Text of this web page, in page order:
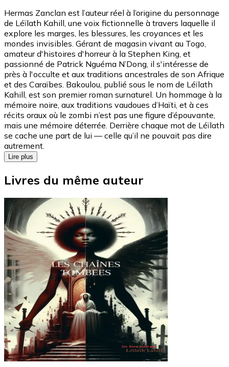
Hermas Zanclan est l’auteur réel à l’origine du personnage
de Léïlath Kahill, une voix fictionnelle à travers laquelle il
explore les marges, les blessures, les croyances et les
mondes invisibles. Gérant de magasin vivant au Togo,
amateur d'histoires d'horreur à la Stephen King, et
passionné de Patrick Nguéma N’Dong, il s'intéresse de
près à l'occulte et aux traditions ancestrales de son Afrique
et des Caraïbes. Bakoulou, publié sous le nom de Léïlath
Kahill, est son premier roman surnaturel. Un hommage à la
mémoire noire, aux traditions vaudoues d’Haïti, et à ces
récits oraux où le zombi n’est pas une figure d’épouvante,
mais une mémoire déterrée. Derrière chaque mot de Léïlath
se cache une part de lui — celle qu’il ne pouvait pas dire
autrement.
Lire plus
Livres du même auteur